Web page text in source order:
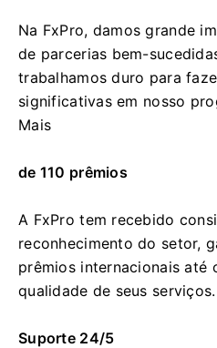
Na FxPro, damos grande
de parcerias bem-
trabalhamos duro para
significativas em nosso
Mais
de 110 prêmios
A FxPro tem recebido
reconhecimento do setor,
prêmios internacionais até
qualidade de seus serviços.
Suporte 24/5